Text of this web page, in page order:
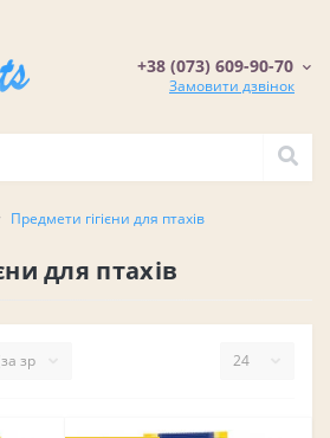
+38 (073) 609-90-70
Замовити дзвінок
Предмети гігієни для птахів
для птахів